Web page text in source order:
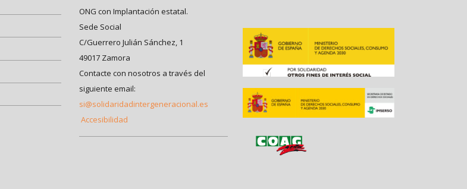
ONG con Implantación estatal.
Sede Social
C/Guerrero Julián Sánchez, 1
49017 Zamora
Contacte con nosotros a través del
siguiente email:
si@solidaridadintergeneracional.es
Accesibilidad